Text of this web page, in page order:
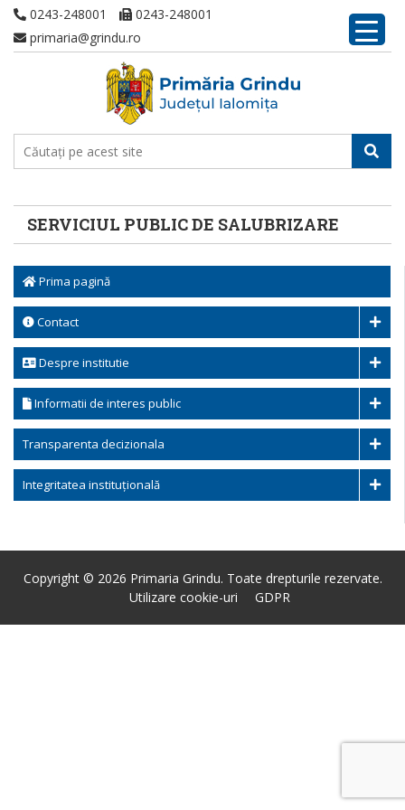
0243-248001
0243-248001
primaria@grindu.ro
SERVICIUL PUBLIC DE SALUBRIZARE
Prima pagină
Contact
Despre institutie
Informatii de interes public
Transparenta decizionala
Integritatea instituțională
Copyright © 2026 Primaria Grindu. Toate drepturile rezervate.
Utilizare cookie-uri
GDPR